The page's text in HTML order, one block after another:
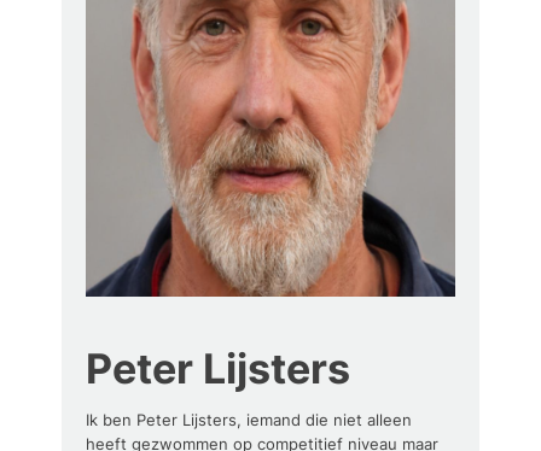
Peter Lijsters
Ik ben Peter Lijsters, iemand die niet alleen
heeft gezwommen op competitief niveau maar